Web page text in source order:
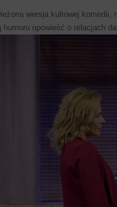
wersja kultowej komedii,
humoru opowieść o relacjach